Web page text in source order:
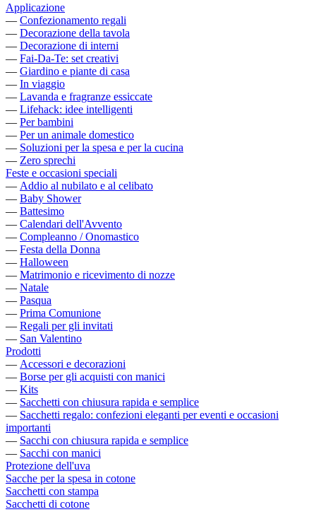
Applicazione
— Confezionamento regali
— Decorazione della tavola
— Decorazione di interni
— Fai-Da-Te: set creativi
— Giardino e piante di casa
— In viaggio
— Lavanda e fragranze essiccate
— Lifehack: idee intelligenti
— Per bambini
— Per un animale domestico
— Soluzioni per la spesa e per la cucina
— Zero sprechi
Feste e occasioni speciali
— Addio al nubilato e al celibato
— Baby Shower
— Battesimo
— Calendari dell'Avvento
— Compleanno / Onomastico
— Festa della Donna
— Halloween
— Matrimonio e ricevimento di nozze
— Natale
— Pasqua
— Prima Comunione
— Regali per gli invitati
— San Valentino
Prodotti
— Accessori e decorazioni
— Borse per gli acquisti con manici
— Kits
— Sacchetti con chiusura rapida e semplice
— Sacchetti regalo: confezioni eleganti per eventi e occasioni
importanti
— Sacchi con chiusura rapida e semplice
— Sacchi con manici
Protezione dell'uva
Sacche per la spesa in cotone
Sacchetti con stampa
Sacchetti di cotone